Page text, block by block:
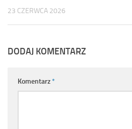
23 CZERWCA 2026
DODAJ KOMENTARZ
Komentarz*